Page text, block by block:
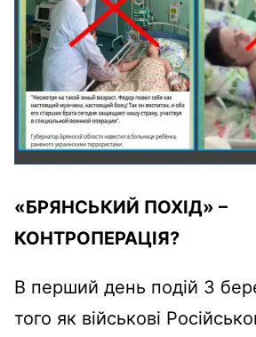
«БРЯНСЬКИЙ ПОХІД» –
КОНТРОПЕРАЦІЯ?
В перший день подій 3
того як військові